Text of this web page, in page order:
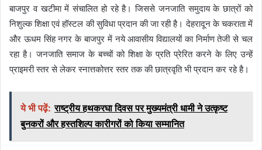
बाजपुर व खटीमा में संचालित हो रहे है। जिससे जनजाति समुदाय के छात्रों को
निशुल्क शिक्षा एवं हॉस्टल की सुविधा प्रदान की जा रही है। देहरादून के चकराता में
और ऊधम सिंह नगर के बाजपुर में नये आवासीय विद्यालयों का निर्माण तेजी से चल
रहा है। जनजाति समाज के बच्चों को शिक्षा के प्रति प्रेरित करने के लिए उन्हें
प्राइमरी स्तर से लेकर स्नात्तकोत्तर स्तर तक की छात्रवृति भी प्रदान कर रहे है।
ये भी पढ़ें: राष्ट्रीय हथकरघा दिवस पर मुख्यमंत्री धामी ने उत्कृष्ट
बुनकरों और हस्तशिल्प कारीगरों को किया सम्मानित